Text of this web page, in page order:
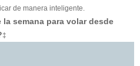
de manera inteligente.
semana para volar desde
‡